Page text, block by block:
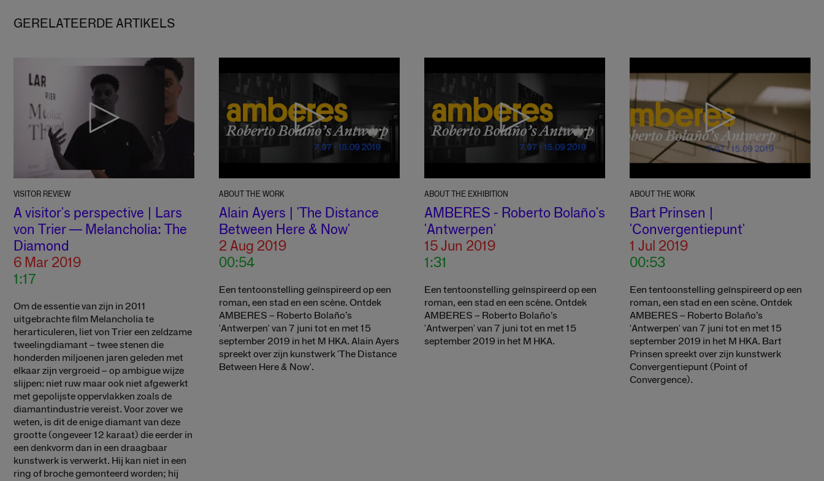
GERELATEERDE ARTIKELS
VISITOR REVIEW
A visitor's perspective | Lars
von Trier — Melancholia: The
Diamond
6 Mar 2019
1:17
Om de essentie van zijn in 2011
uitgebrachte film Melancholia te
herarticuleren, liet von Trier een zeldzame
tweelingdiamant – twee stenen die
honderden miljoenen jaren geleden met
elkaar zijn vergroeid – op ambigue wijze
slijpen: niet ruw maar ook niet afgewerkt
met gepolijste oppervlakken zoals de
diamantindustrie vereist. Voor zover we
weten, is dit de enige diamant van deze
grootte (ongeveer 12 karaat) die eerder in
een denkvorm dan in een draagbaar
kunstwerk is verwerkt. Hij kan niet in een
ring of broche gemonteerd worden; hij
ABOUT THE WORK
Alain Ayers | 'The Distance
Between Here & Now'
2 Aug 2019
00:54
Een tentoonstelling geïnspireerd op een
roman, een stad en een scène. Ontdek
AMBERES – Roberto Bolaño’s
'Antwerpen' van 7 juni tot en met 15
september 2019 in het M HKA. Alain Ayers
spreekt over zijn kunstwerk 'The Distance
Between Here & Now'.
ABOUT THE EXHIBITION
AMBERES - Roberto Bolaño's
'Antwerpen'
15 Jun 2019
1:31
Een tentoonstelling geïnspireerd op een
roman, een stad en een scène. Ontdek
AMBERES – Roberto Bolaño’s
'Antwerpen' van 7 juni tot en met 15
september 2019 in het M HKA.
ABOUT THE WORK
Bart Prinsen |
'Convergentiepunt'
1 Jul 2019
00:53
Een tentoonstelling geïnspireerd op een
roman, een stad en een scène. Ontdek
AMBERES – Roberto Bolaño’s
'Antwerpen' van 7 juni tot en met 15
september 2019 in het M HKA. Bart
Prinsen spreekt over zijn kunstwerk
Convergentiepunt (Point of
Convergence).